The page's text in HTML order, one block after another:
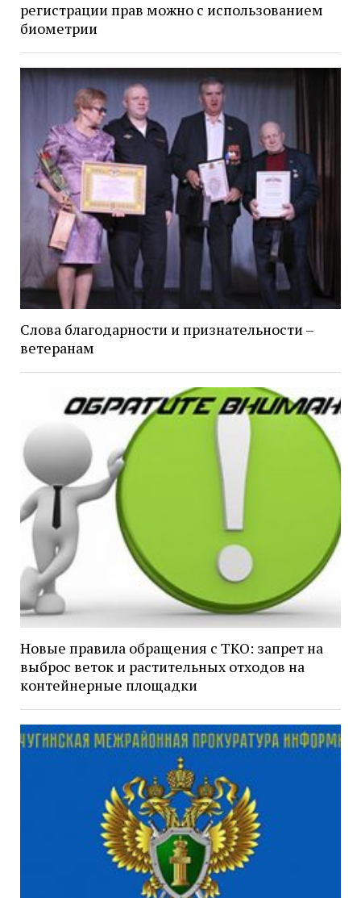
регистрации прав можно с использованием
биометрии
Слова благодарности и признательности –
ветеранам
Новые правила обращения с ТКО: запрет на
выброс веток и растительных отходов на
контейнерные площадки